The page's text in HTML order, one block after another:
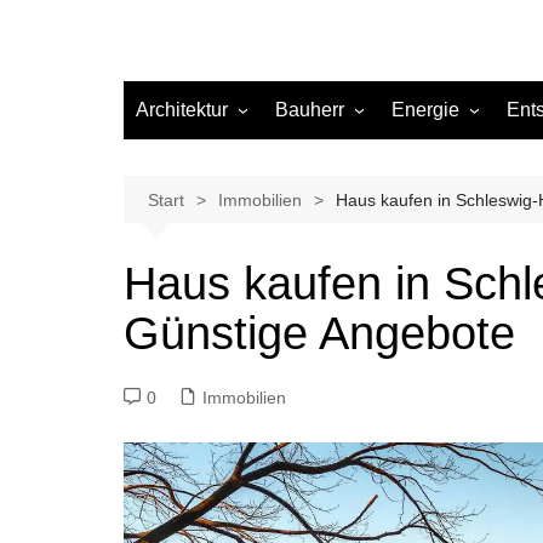
Architektur Bauherr
Beleuchtung
Materialien
Ökologisch bauen
Renovierung
Sanierung
Hygiene
Energie
Gas
Start Immobilien Haus kaufen in
Haus kaufen in
Günstige Angebote
0 Immobilien